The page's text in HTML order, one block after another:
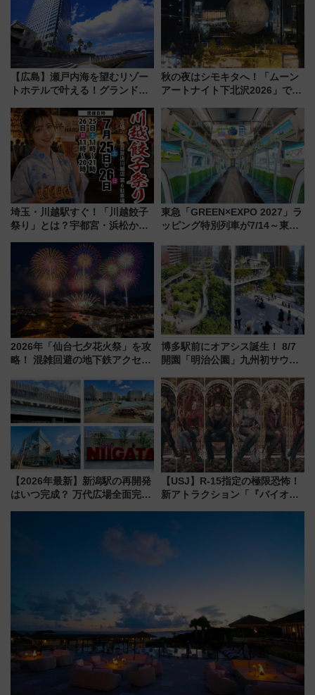
【広島】瀬戸内海を望むリゾー
トホテルで叶える！グランドプ
ディング＆カジュアルパーティ
ープラン
秋の夜はシモキタへ！「ムーン
アートナイト下北沢2026」でイ
を満喫しよう
埼玉・川越駅すぐ！「川越餃子
祭り」とは？宇都宮・浜松から
を食べ比べ【7月25日・26日開
催】
東急「GREEN×EXPO 2027」ラ
ッピング特別列車が7/14～東
ー！ 注目の編成やデザインまと
め
2026年「仙台七夕花火祭」を攻
略！ 混雑回避の地下鉄アクセス
火前に楽しむ仙台観光ルートま
で解説！
博多駅前にオアシス誕生！ 8/7
開園「明治公園」九州初サウナ
品グルメ登場で駅前の過ごし方
はどう変わる？
【2026年最新】新潟駅の再開発
はいつ完成？ 万代広場全面完成
【USJ】R-15指定の極限恐怖！
新アトラクション「『バイオハ